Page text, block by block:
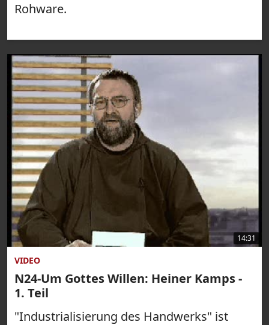
Rohware.
14:31
VIDEO
N24-Um Gottes Willen: Heiner Kamps -
1. Teil
"Industrialisierung des Handwerks" ist